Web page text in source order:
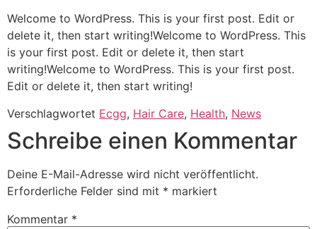
Welcome to WordPress. This is your first post. Edit or
delete it, then start writing!Welcome to WordPress. This
is your first post. Edit or delete it, then start
writing!Welcome to WordPress. This is your first post.
Edit or delete it, then start writing!
Verschlagwortet Ecgg, Hair Care, Health, News
Schreibe einen Kommentar
Deine E-Mail-Adresse wird nicht veröffentlicht.
Erforderliche Felder sind mit * markiert
Kommentar *